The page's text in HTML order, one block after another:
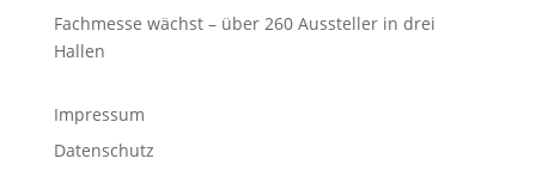
Fachmesse wächst – über 260 Aussteller in drei
Hallen
Impressum
Datenschutz